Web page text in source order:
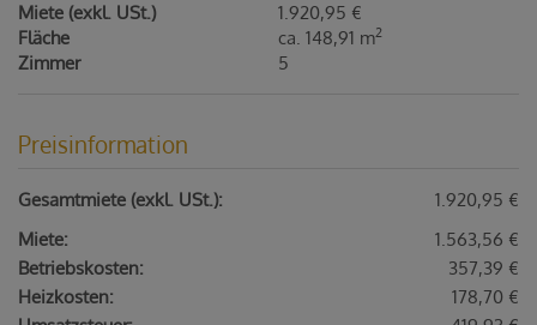
Miete (exkl. USt.)
1.920,95 €
Fläche
ca. 148,91 m2
Zimmer 5
Preisinformation
Gesamtmiete (exkl. USt.):
1.920,95 €
Miete:
1.563,56 €
Betriebskosten:
357,39 €
Heizkosten:
178,70 €